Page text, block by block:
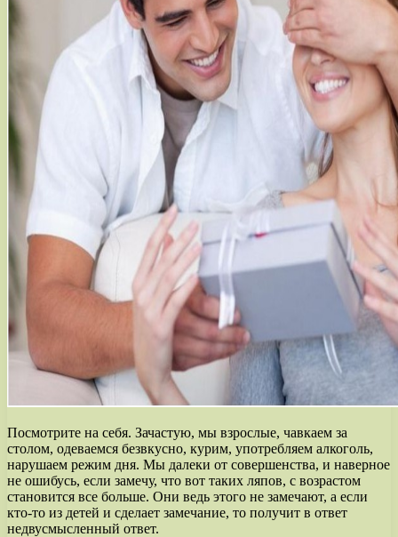
Посмотрите на себя. Зачастую, мы взрослые, чавкаем за
столом, одеваемся безвкусно, курим, употребляем алкоголь,
нарушаем режим дня. Мы далеки от совершенства, и наверное
не ошибусь, если замечу, что вот таких ляпов, с возрастом
становится все больше. Они ведь этого не замечают, а если
кто-то из детей и сделает замечание, то получит в ответ
недвусмысленный ответ.